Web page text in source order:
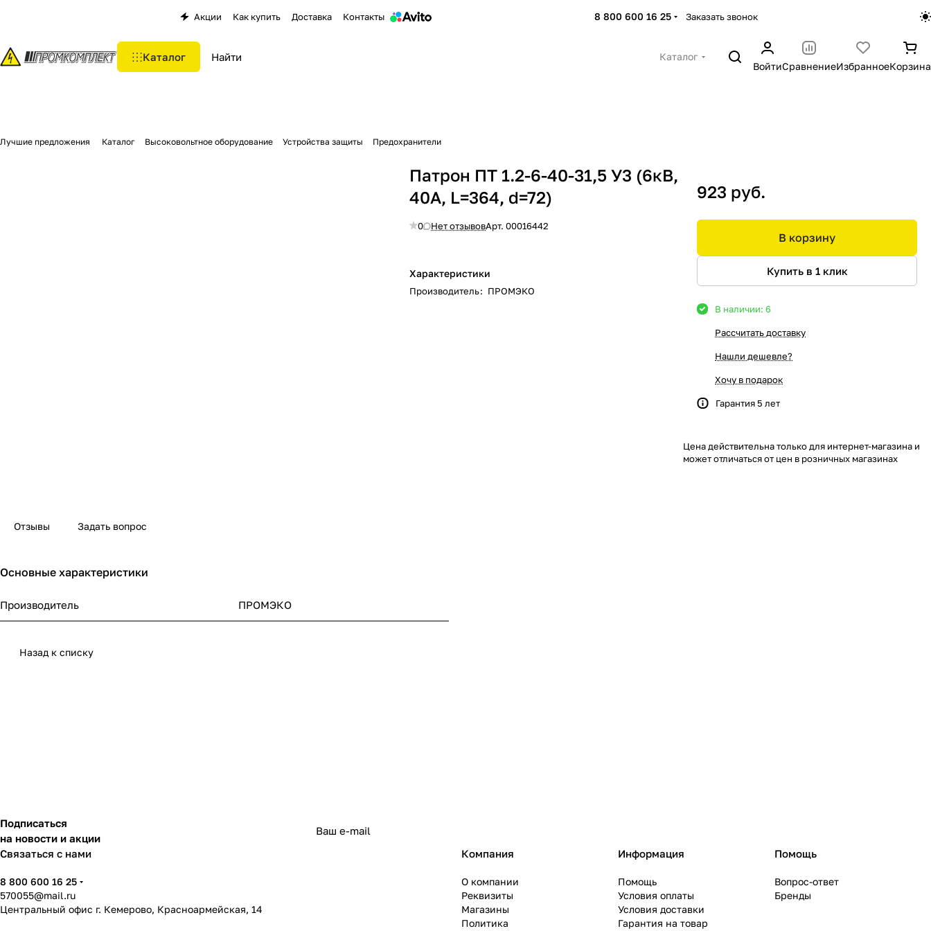
Акции Как купить Доставка Контакты 8 800 600 16 25 Заказать звонок
Каталог
Каталог
ВойтиСравнениеИзбранноеКорзина
Лучшие предложения Каталог Высоковольтное оборудование Устройства защиты Предохранители
Патрон ПТ 1.2-6-40-31,5 У3 (6кВ,
40А, L=364, d=72)
0 Нет отзывовАрт.00016442
Характеристики
Производитель: ПРОМЭКО
923 руб.
В корзину
Купить в 1 клик
В наличии: 6
Рассчитать доставку
Нашли дешевле?
Хочу в подарок
Гарантия 5 лет
Цена действительна только для интернет-магазина и
может отличаться от цен в розничных магазинах
Отзывы Задать вопрос
Основные характеристики
Производитель ПРОМЭКО
Назад к списку
Подписаться
на новости и акции
Связаться с нами
8 800 600 16 25
570055@mail.ru
Центральный офис г. Кемерово, Красноармейская, 14
Компания
О компании
Реквизиты
Магазины
Политика
Информация
Помощь
Условия оплаты
Условия доставки
Гарантия на товар
Помощь
Вопрос-ответ
Бренды